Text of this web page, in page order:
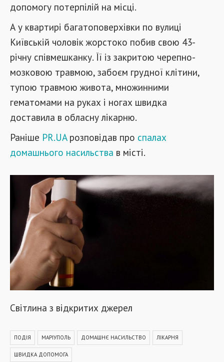
допомогу потерпілій на місці.
А у квартирі багатоповерхівки по вулиці
Київській чоловік жорстоко побив свою 43-
річну співмешканку. Її із закритою черепно-
мозковою травмою, забоєм грудної клітини,
тупою травмою живота, множинними
гематомами на руках і ногах швидка
доставила в обласну лікарню.
Раніше PR.UAрозповідав про спалах
домашнього насильства в місті.
Світлина з відкритих джерел
ПОДІЯ МАРІУПОЛЬ ДОМАШНЄ НАСИЛЬСТВО ЛІКАРНЯ
ШВИДКА ДОПОМОГА